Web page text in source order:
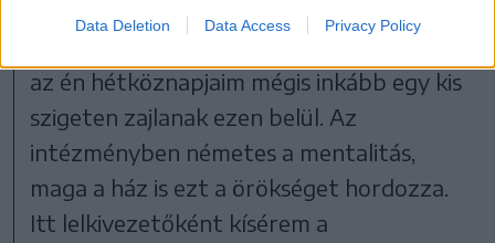
Data Deletion Data Access Privacy Policy
az én hétköznapjaim mégis inkább egy kis
szigeten zajlanak ezen belül. Az
intézményben németes a mentalitás,
maga a ház is ezt a örökséget hordozza.
Itt lelkivezetőként kísérem a